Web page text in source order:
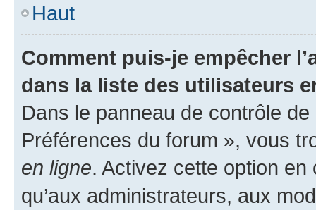
Haut
Comment puis-je empêcher
dans la liste des utilisateurs
Dans le panneau de contrôle
Préférences du forum », vous
en ligne. Activez cette option
qu’aux administrateurs, aux